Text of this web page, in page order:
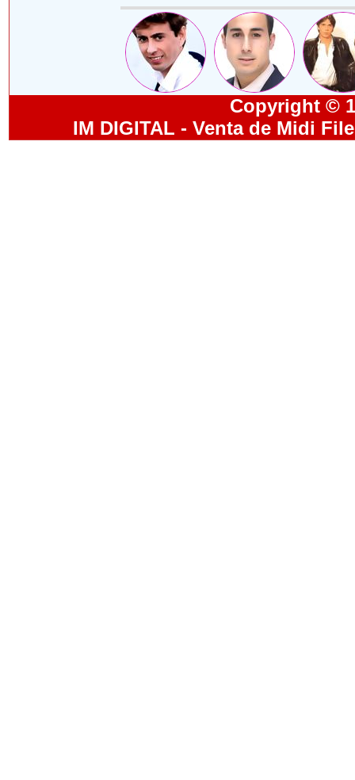
Copyright ©
IM DIGITAL - Venta de Midi